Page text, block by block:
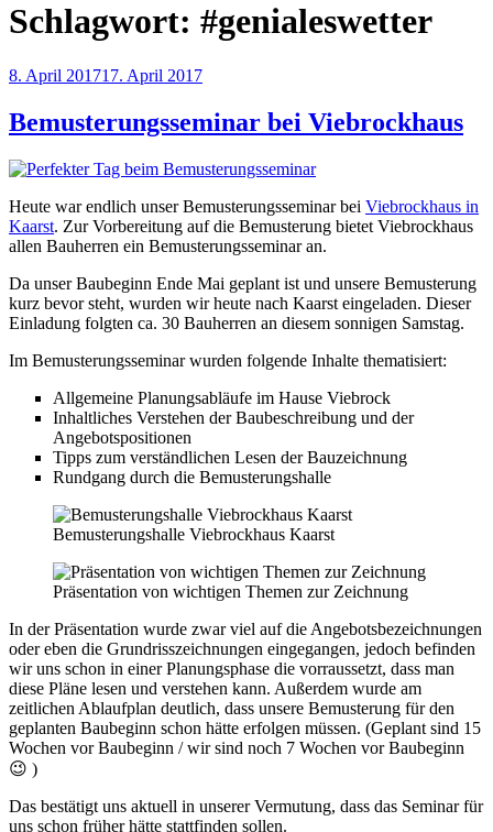
Schlagwort: #genialeswetter
Veröffentlicht
8. April 201717. April 2017
Bemusterungsseminar bei Viebrockhaus
Heute war endlich unser Bemusterungsseminar bei Viebrockhaus in
Kaarst. Zur Vorbereitung auf die Bemusterung bietet Viebrockhaus
allen Bauherren ein Bemusterungsseminar an.
Da unser Baubeginn Ende Mai geplant ist und unsere Bemusterung
kurz bevor steht, wurden wir heute nach Kaarst eingeladen. Dieser
Einladung folgten ca. 30 Bauherren an diesem sonnigen Samstag.
Im Bemusterungsseminar wurden folgende Inhalte thematisiert:
Allgemeine Planungsabläufe im Hause Viebrock
Inhaltliches Verstehen der Baubeschreibung und der
Angebotspositionen
Tipps zum verständlichen Lesen der Bauzeichnung
Rundgang durch die Bemusterungshalle
Bemusterungshalle Viebrockhaus Kaarst
Präsentation von wichtigen Themen zur Zeichnung
In der Präsentation wurde zwar viel auf die Angebotsbezeichnungen
oder eben die Grundrisszeichnungen eingegangen, jedoch befinden
wir uns schon in einer Planungsphase die vorraussetzt, dass man
diese Pläne lesen und verstehen kann. Außerdem wurde am
zeitlichen Ablaufplan deutlich, dass unsere Bemusterung für den
geplanten Baubeginn schon hätte erfolgen müssen. (Geplant sind 15
Wochen vor Baubeginn / wir sind noch 7 Wochen vor Baubeginn
😉 )
Das bestätigt uns aktuell in unserer Vermutung, dass das Seminar für
uns schon früher hätte stattfinden sollen.